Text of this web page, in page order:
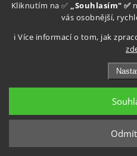
Kliknutím na ✅ „Souhlasím" ✅
vás osobnější,
ℹ️ Více informací o tom, jak
Skladem (expedice do 3